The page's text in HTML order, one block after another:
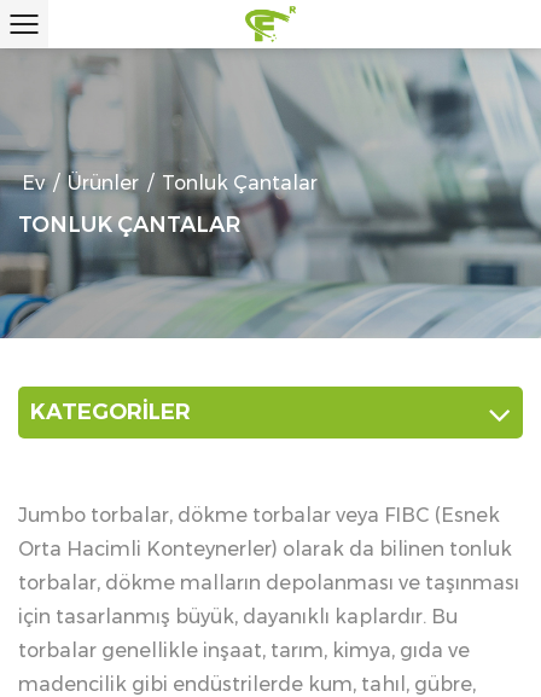
Ev/ Ürünler / Tonluk Çantalar
TONLUK ÇANTALAR
KATEGORİLER
Jumbo torbalar, dökme torbalar veya FIBC (Esnek
Orta Hacimli Konteynerler) olarak da bilinen tonluk
torbalar, dökme malların depolanması ve taşınması
için tasarlanmış büyük, dayanıklı kaplardır. Bu
torbalar genellikle inşaat, tarım, kimya, gıda ve
madencilik gibi endüstrilerde kum, tahıl, gübre,